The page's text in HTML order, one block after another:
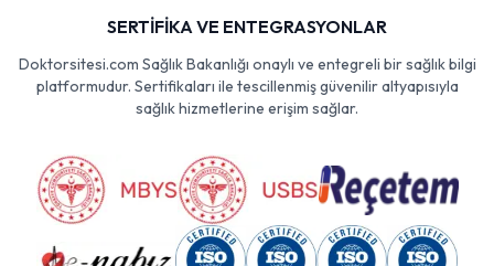
SERTİFİKA VE ENTEGRASYONLAR
Doktorsitesi.com Sağlık Bakanlığı onaylı ve entegreli bir sağlık bilgi
platformudur. Sertifikaları ile tescillenmiş güvenilir altyapısıyla
sağlık hizmetlerine erişim sağlar.